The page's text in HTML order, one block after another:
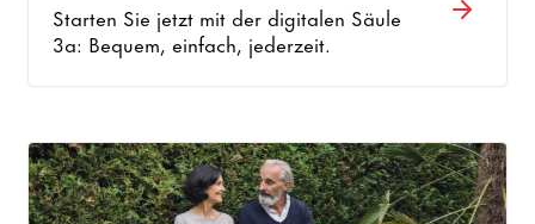
Starten Sie jetzt mit der digitalen Säule
3a: Bequem, einfach, jederzeit.